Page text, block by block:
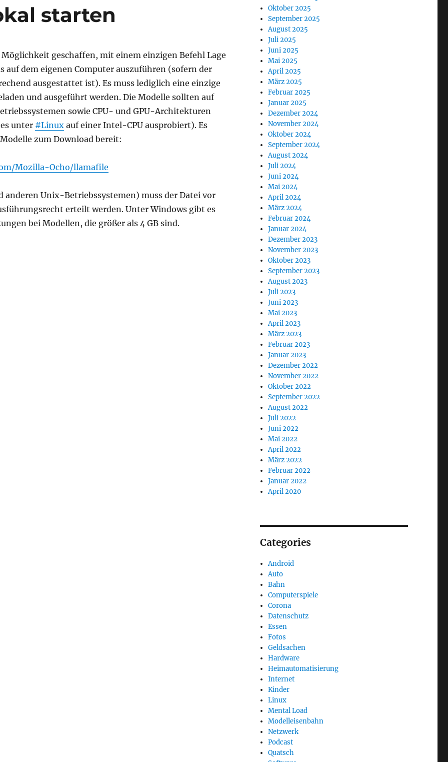
starten
geschaffen, mit einem einzigen Befehl Lage
auf dem eigenen Computer auszuführen (sofern der
ausgestattet ist). Es muss lediglich eine einzige
und ausgeführt werden. Die Modelle sollten auf
sowie CPU- und GPU-Architekturen
unter #Linuxauf einer Intel-CPU ausprobiert). Es
zum Download bereit:
Mozilla-Ocho/llamafile
anderen Unix-Betriebssystemen) muss der Datei vor
erteilt werden. Unter Windows gibt es
bei Modellen, die größer als 4 GB sind.
Oktober 2025
September 2025
August 2025
Juli 2025
Juni 2025
Mai 2025
April 2025
März 2025
Februar 2025
Januar 2025
Dezember 2024
November 2024
Oktober 2024
September 2024
August 2024
Juli 2024
Juni 2024
Mai 2024
April 2024
März 2024
Februar 2024
Januar 2024
Dezember 2023
November 2023
Oktober 2023
September 2023
August 2023
Juli 2023
Juni 2023
Mai 2023
April 2023
März 2023
Februar 2023
Januar 2023
Dezember 2022
November 2022
Oktober 2022
September 2022
August 2022
Juli 2022
Juni 2022
Mai 2022
April 2022
März 2022
Februar 2022
Januar 2022
April 2020
Categories
Android
Auto
Bahn
Computerspiele
Corona
Datenschutz
Essen
Fotos
Geldsachen
Hardware
Heimautomatisierung
Internet
Kinder
Linux
Mental Load
Modelleisenbahn
Netzwerk
Podcast
Quatsch